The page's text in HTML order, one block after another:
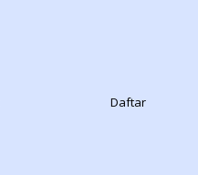
Daftar